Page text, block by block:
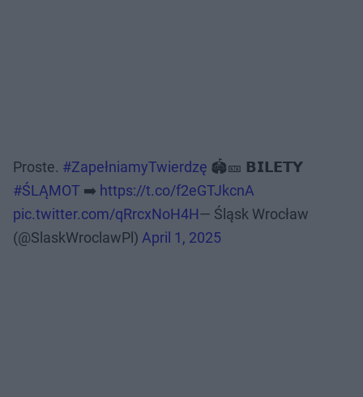
Proste. #ZapełniamyTwierdzę 🏟️🎫 𝗕𝗜𝗟𝗘𝗧𝗬
#ŚLĄMOT ➡️ https://t.co/f2eGTJkcnA
pic.twitter.com/qRrcxNoH4H— Śląsk Wrocław
(@SlaskWroclawPl) April 1, 2025